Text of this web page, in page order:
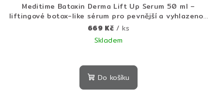
Meditime Batoxin Derma Lift Up Serum 50 ml –
liftingové botox-like sérum pro pevnější a vyhlazenou
pleť
669 Kč / ks
Skladem
hodnocení
produktu
Do košíku